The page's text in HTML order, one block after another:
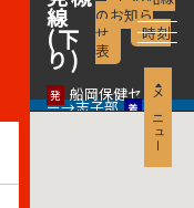
線
(下
り)
のお知ら
せ
時刻
表
船岡保健センタ
ー→志子部 メニュー